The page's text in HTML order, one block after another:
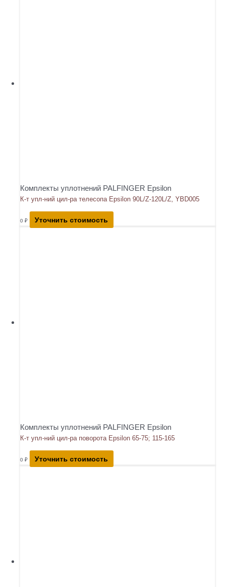
Комплекты уплотнений PALFINGER Epsilon
К-т упл-ний цил-ра телесопа Epsilon 90L/Z-120L/Z, YBD005
0 ₽ Уточнить стоимость
Комплекты уплотнений PALFINGER Epsilon
К-т упл-ний цил-ра поворота Epsilon 65-75; 115-165
0 ₽ Уточнить стоимость